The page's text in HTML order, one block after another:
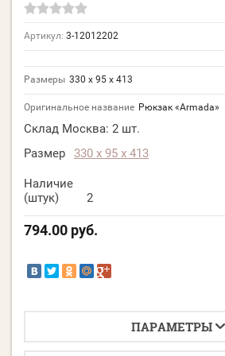
Артикул: 3-12012202
Размеры 330 х 95 х 413
Оригинальное название Рюкзак «Armada»
Склад Москва: 2 шт.
Размер
330 х 95 х 413
Наличие
(штук)
2
794.00 руб.
ПАРАМЕТРЫ